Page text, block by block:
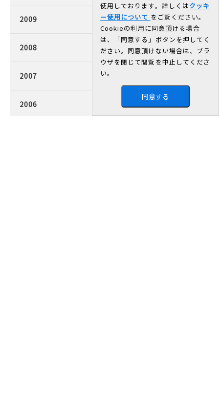
2009
2008
2007
2006
使用しております。詳しくはクッキ
ー使用について をご覧ください。
Cookieの利用に同意頂ける場合
は、「同意する」ボタンを押してく
ださい。同意頂けない場合は、ブラ
ウザを閉じて閲覧を中止してくださ
い。
同意する